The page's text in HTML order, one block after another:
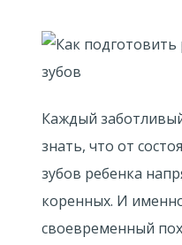
Каждый
знать, что от
зубов ребенка
коренных. И
своевременный